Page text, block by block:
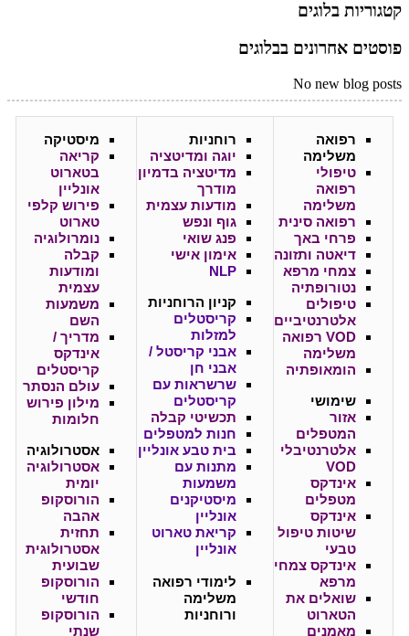
קטגוריות בלוגים
פוסטים אחרונים בבלוגים
No new blog posts
רפואה
משלימה
טיפולי
רפואה
משלימה
רפואה סינית
פרחי באך
דיאטה ותזונה
צמחי מרפא
נטורופתיה
טיפולים
אלטרנטיביים
VOD רפואה
משלימה
הומאופתיה
שימושי
אזור
המטפלים
אלטרנטיבלי
VOD
אינדקס
מטפלים
אינדקס
שיטות טיפול
טבעי
אינדקס צמחי
מרפא
שואלים את
הטארוט
מאמנים
רוחניות
יוגה ומדיטציה
מדיטציה בדמיון
מודרך
מודעות עצמית
גוף ונפש
פנג שואי
אימון אישי
NLP
קניון הרוחניות
קריסטלים
למזלות
אבני קריסטל /
אבני חן
שרשראות עם
קריסטלים
תכשיטי קבלה
חנות למטפלים
בית טבע אונליין
מתנות עם
משמעות
מיסטיקנים
אונליין
קריאת טארוט
אונליין
לימודי רפואה
משלימה
ורוחניות
מיסטיקה
קריאה
בטארוט
אונליין
פירוש קלפי
טארוט
נומרולוגיה
קבלה
ומודעות
עצמית
משמעות
השם
מדריך /
אינדקס
קריסטלים
עולם הנסתר
מילון פירוש
חלומות
אסטרולוגיה
אסטרולוגיה
יומית
הורוסקופ
אהבה
תחזית
אסטרולוגית
שבועית
הורוסקופ
חודשי
הורוסקופ
שנתי